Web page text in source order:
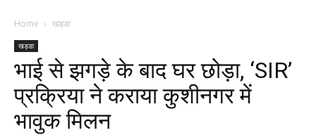
Home खड्डा
खड्डा
भाई से झगड़े के बाद घर छोड़ा, ‘SIR’
प्रक्रिया ने कराया कुशीनगर में
भावुक मिलन